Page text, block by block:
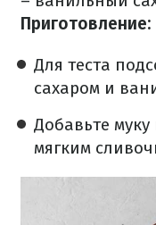
Приготовление:
Для теста
сахаром и
Добавьте
мягким